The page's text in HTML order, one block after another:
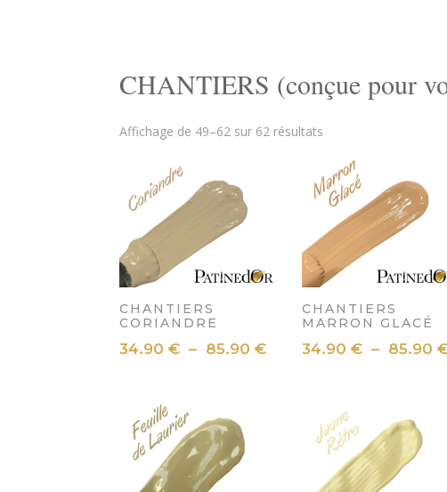
CHANTIERS (conçue pour
Affichage de 49–62 sur 62 résultats
CHANTIERS
CORIANDRE
34.90€ – 85.90€Plage
34.90 €
CHANTIERS
MARRON GLACÉ
34.90€ – 85.90